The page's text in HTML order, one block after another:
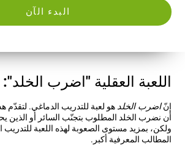
البدء الآن
اللعبة العقلية "اضرب
إنّاضرب الخلد هو لعبة للتدريب الدماغي. لتقدّم
أن نضرب الخلد المطلوب بتجنّب السائر أو الذين
ولكن، بمزيد مستوى الصعوبة لهذه اللعبة
المطالب المعرفية أكبر.